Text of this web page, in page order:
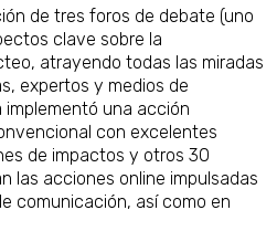
de tres foros de debate (uno
clave sobre la
atrayendo todas las miradas
expertos y medios de
una acción
con excelentes
de impactos y otros 30
las acciones online impulsadas
comunicación, así como en